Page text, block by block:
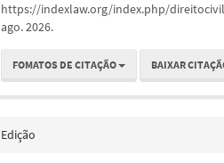
https://indexlaw.org/index.php/
ago. 2026.
FOMATOS DE CITAÇÃO BAIXAR
Edição